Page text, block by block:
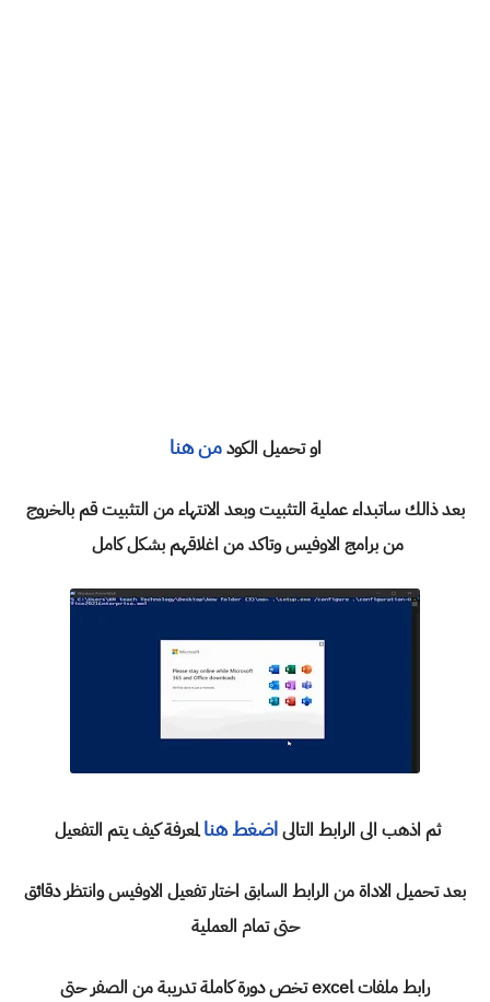
او تحميل الكودمن هنا
بعد ذالك ساتبداء عملية التثبيت وبعد الانتهاء من التثبيت قم بالخروج
من برامج الاوفيس وتاكد من اغلاقهم بشكل كامل
ثم اذهب الى الرابط التالىاضغط هنالمعرفة كيف يتم التفعيل
بعد تحميل الاداة من الرابط السابق اختار تفعيل الاوفيس وانتظر دقائق
حتى تمام العملية
رابط ملفات excel تخص دورة كاملة تدريبة من الصفر حتى